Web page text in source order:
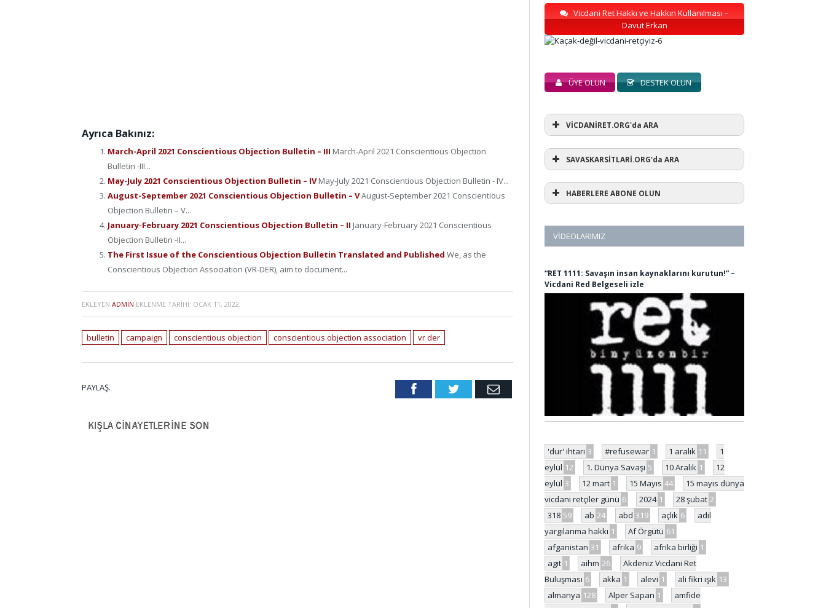
Ayrıca Bakınız:
March-April 2021 Conscientious Objection Bulletin – III March-April 2021 Conscientious Objection
Bulletin -III...
May-July 2021 Conscientious Objection Bulletin – IVMay-July 2021 Conscientious Objection Bulletin - IV...
August-September 2021 Conscientious Objection Bulletin – VAugust-September 2021 Conscientious
Objection Bulletin – V...
January-February 2021 Conscientious Objection Bulletin – II January-February 2021 Conscientious
Objection Bulletin -II...
The First Issue of the Conscientious Objection Bulletin Translated and Published We, as the
Conscientious Objection Association (VR-DER), aim to document...
EKLEYEN ADMIN EKLENME TARIHI: OCAK 11, 2022
bulletin campaign conscientious objection conscientious objection association vr der
PAYLAŞ. FacebookTwitter Email
Vicdani Ret Hakkı ve Hakkın Kullanılması –
Davut Erkan
ÜYE OLUN DESTEK OLUN
VİCDANİRET.ORG'da ARA
SAVASKARSİTLARİ.ORG'da ARA
HABERLERE ABONE OLUN
VIDEOLARIMIZ
“RET 1111: Savaşın insan kaynaklarını kurutun!” –
Vicdani Red Belgeseli izle
'dur' ihtarı 3 #refusewar 1 1 aralık 11
1
eylül 12 1. Dünya Savaşı 5 10 Aralık 1
12
eylül 3 12 mart 1 15 Mayıs 44
15 mayıs dünya
vicdani retçiler günü 6 2024 1 28 şubat 2
318 59 ab 24 abd 319 açlık 6
adil
yargılanma hakkı 1 Af Örgütü 61
afganistan 31 afrika 9 afrika birliği 1
agit 1 aihm 26
Akdeniz Vicdani Ret
Buluşması 6 akka 1 alevi 1 ali fikri ışık 13
almanya 128 Alper Sapan 1
amfide